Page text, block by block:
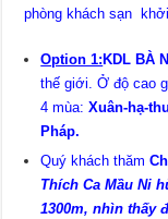
phòng khách sạn
Option 1: KDL BÀ
thế giới. Ở độ cao
4 mùa:Xuân-hạ-
Pháp.
Quý khách thăm
Thích Ca Mầu Ni
1300m, nhìn thấy